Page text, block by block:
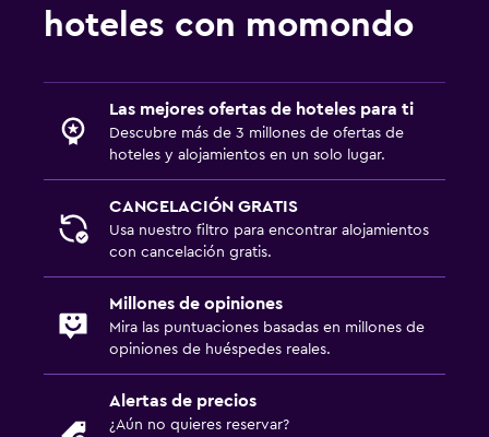
hoteles con momondo
Las mejores ofertas de hoteles para ti
Descubre más de 3 millones de ofertas de
hoteles y alojamientos en un solo lugar.
CANCELACIÓN GRATIS
Usa nuestro filtro para encontrar alojamientos
con cancelación gratis.
Millones de opiniones
Mira las puntuaciones basadas en millones de
opiniones de huéspedes reales.
Alertas de precios
¿Aún no quieres reservar?